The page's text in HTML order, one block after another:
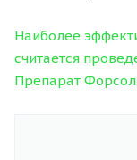
Наиболее
считается
Препарат